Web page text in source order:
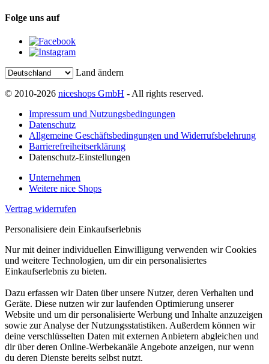
Folge uns auf
Land ändern
© 2010-2026 niceshops GmbH - All rights reserved.
Impressum und Nutzungsbedingungen
Datenschutz
Allgemeine Geschäftsbedingungen und Widerrufsbelehrung
Barrierefreiheitserklärung
Datenschutz-Einstellungen
Unternehmen
Weitere nice Shops
Vertrag widerrufen
Personalisiere dein Einkaufserlebnis
Nur mit deiner individuellen Einwilligung verwenden wir Cookies
und weitere Technologien, um dir ein personalisiertes
Einkaufserlebnis zu bieten.
Dazu erfassen wir Daten über unsere Nutzer, deren Verhalten und
Geräte. Diese nutzen wir zur laufenden Optimierung unserer
Website und um dir personalisierte Werbung und Inhalte anzuzeigen
sowie zur Analyse der Nutzungsstatistiken. Außerdem können wir
deine verschlüsselten Daten mit externen Anbietern abgleichen und
dir über deren Online-Werbekanäle Angebote anzeigen, nur wenn
du deren Dienste bereits selbst nutzt.